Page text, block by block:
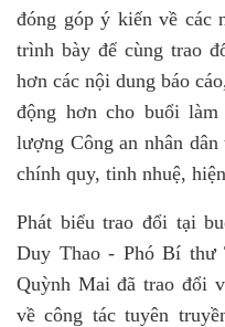
đóng góp ý kiến về các
trình bày để cùng trao
hơn các nội dung báo
động hơn cho buổi
lượng Công an nhân
chính quy, tinh nhuệ,
Phát biểu trao đổi tại
Duy Thao - Phó Bí thư
Quỳnh Mai đã trao đổi
về công tác tuyên